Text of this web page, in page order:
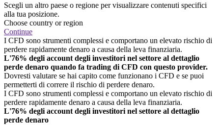
Scegli un altro paese o regione per visualizzare contenuti specifici
alla tua posizione.
Choose country or region
Continue
I CFD sono strumenti complessi e comportano un elevato rischio di
perdere rapidamente denaro a causa della leva finanziaria.
L'76% degli account degli investitori nel settore al dettaglio
perde denaro quando fa trading di CFD con questo provider.
Dovresti valutare se hai capito come funzionano i CFD e se puoi
permetterti di correre il rischio di perdere denaro.
I CFD sono strumenti complessi e comportano un elevato rischio di
perdere rapidamente denaro a causa della leva finanziaria.
L'76% degli account degli investitori nel settore al dettaglio
perde denaro